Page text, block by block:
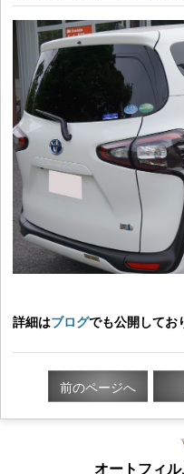
詳細はブログでも公開してお
前のページへ
オートフィ